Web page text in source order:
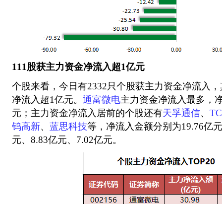
111股获主力资金净流入超1亿元
个股来看，今日有2332只个股获主力资金净流入
净流入超1亿元。 通富微电主力资金净流入最多，
元；主力资金净流入居前的个股还有天孚通信、
钨高新、 蓝思科技等，净流入金额分别为19.76亿
元、8.83亿元、7.02亿元。